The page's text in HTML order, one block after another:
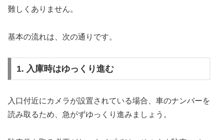
難しくありません。
基本の流れは、次の通りです。
1. 入庫時はゆっくり進む
入口付近にカメラが設置されている場合、車のナンバーを
読み取るため、急がずゆっくり進みましょう。